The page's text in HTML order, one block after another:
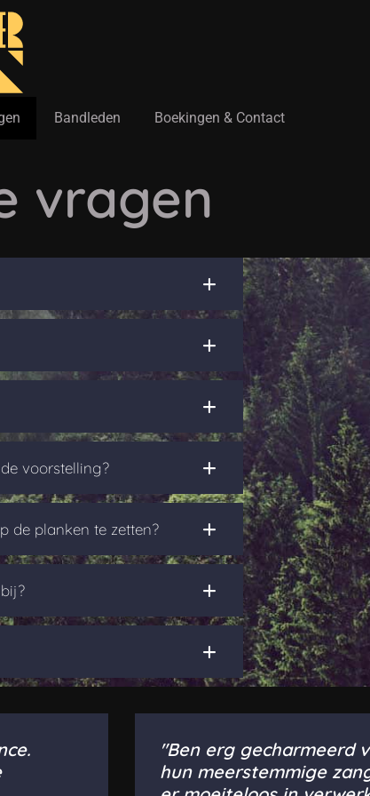
Bandleden Boekingen & Contact
vragen
voorstelling?
de planken te zetten?
"Ben erg gecharmeerd
hun meerstemmige